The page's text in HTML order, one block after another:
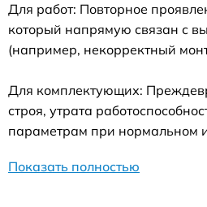
Для работ: Повторное
который напрямую связан с
(например, некорректный
Для комплектующих:
строя, утрата
параметрам при нормальном
Показать полностью